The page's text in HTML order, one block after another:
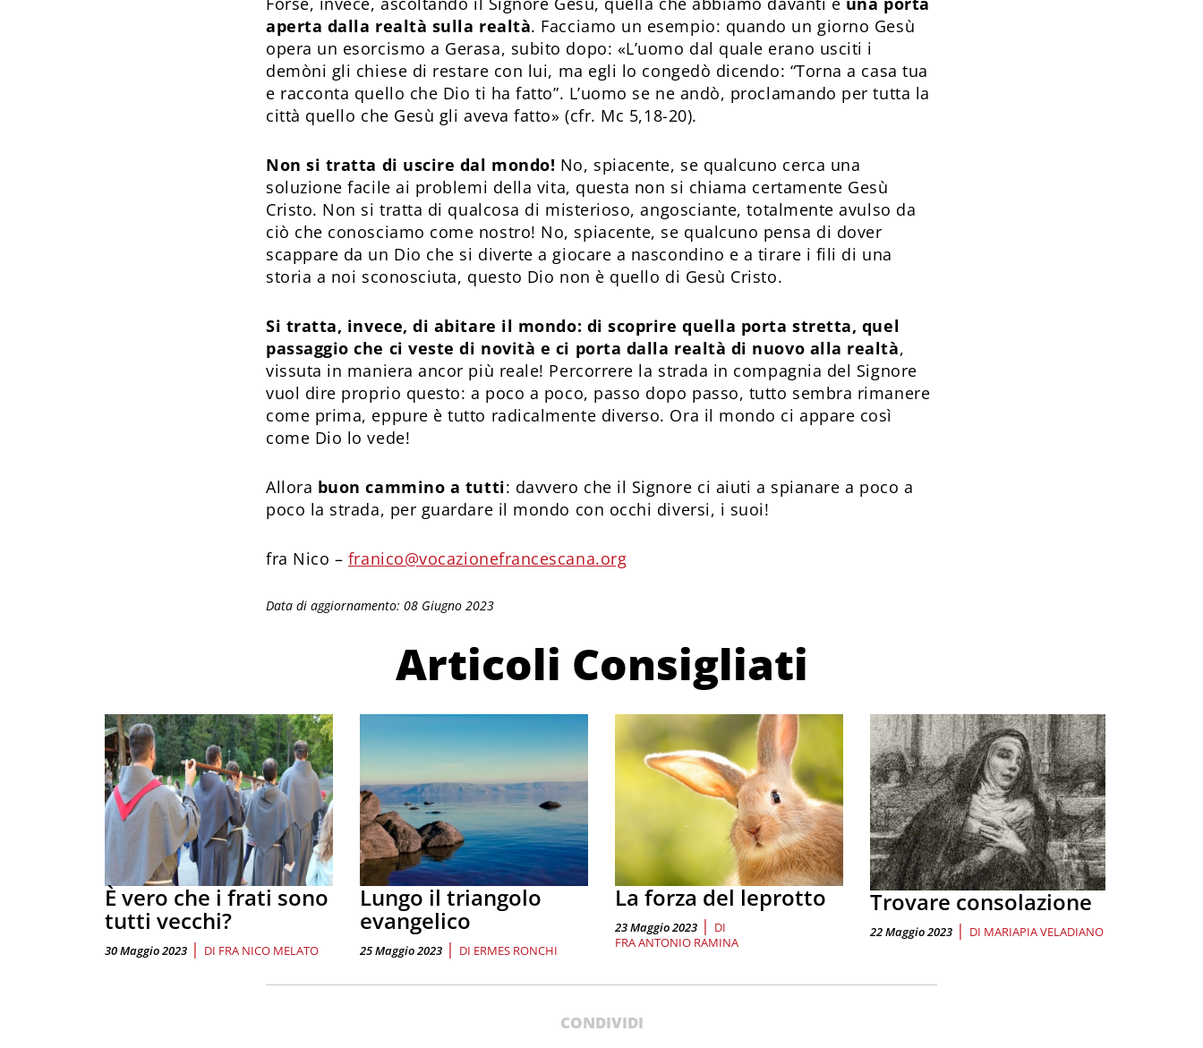
aperta dalla realtà sulla realtà. Facciamo un esempio: quando un giorno Gesù
opera un esorcismo a Gerasa, subito dopo: «L’uomo dal quale erano usciti i
demòni gli chiese di restare con lui, ma egli lo congedò dicendo: “Torna a casa tua
e racconta quello che Dio ti ha fatto”. L’uomo se ne andò, proclamando per tutta la
città quello che Gesù gli aveva fatto» (cfr. Mc 5,18-20).
Non si tratta di uscire dal mondo! No, spiacente, se qualcuno cerca una
soluzione facile ai problemi della vita, questa non si chiama certamente Gesù
Cristo. Non si tratta di qualcosa di misterioso, angosciante, totalmente avulso da
ciò che conosciamo come nostro! No, spiacente, se qualcuno pensa di dover
scappare da un Dio che si diverte a giocare a nascondino e a tirare i fili di una
storia a noi sconosciuta, questo Dio non è quello di Gesù Cristo.
Si tratta, invece, di abitare il mondo: di scoprire quella porta stretta, quel
passaggio che ci veste di novità e ci porta dalla realtà di nuovo alla realtà,
vissuta in maniera ancor più reale! Percorrere la strada in compagnia del Signore
vuol dire proprio questo: a poco a poco, passo dopo passo, tutto sembra rimanere
come prima, eppure è tutto radicalmente diverso. Ora il mondo ci appare così
come Dio lo vede!
Allora buon cammino a tutti: davvero che il Signore ci aiuti a spianare a poco a
poco la strada, per guardare il mondo con occhi diversi, i suoi!
fra Nico – franico@vocazionefrancescana.org
Data di aggiornamento: 08 Giugno 2023
Articoli Consigliati
È vero che i frati sono
tutti vecchi?
30 Maggio 2023 | DI FRA NICO MELATO
Lungo il triangolo
evangelico
25 Maggio 2023 | DI ERMES RONCHI
La forza del leprotto
23 Maggio 2023 | DI
FRA ANTONIO RAMINA
Trovare consolazione
22 Maggio 2023 | DI MARIAPIA VELADIANO
CONDIVIDI